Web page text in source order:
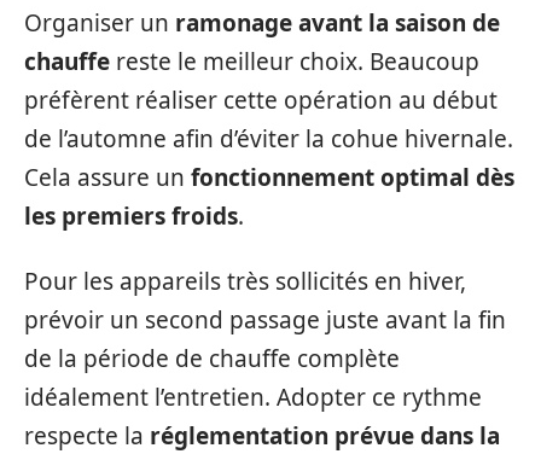
Organiser un ramonage avant la saison de
chauffe reste le meilleur choix. Beaucoup
préfèrent réaliser cette opération au début
de l’automne afin d’éviter la cohue hivernale.
Cela assure un fonctionnement optimal dès
les premiers froids.
Pour les appareils très sollicités en hiver,
prévoir un second passage juste avant la fin
de la période de chauffe complète
idéalement l’entretien. Adopter ce rythme
respecte la réglementation prévue dans la